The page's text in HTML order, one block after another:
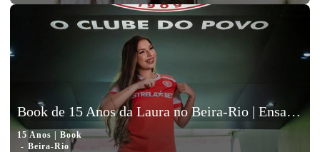
Book de 15 Anos da Laura no Beira-Rio | Ensaio Fotográfico em Porto Alegre
15 Anos | Book
Beira-Rio